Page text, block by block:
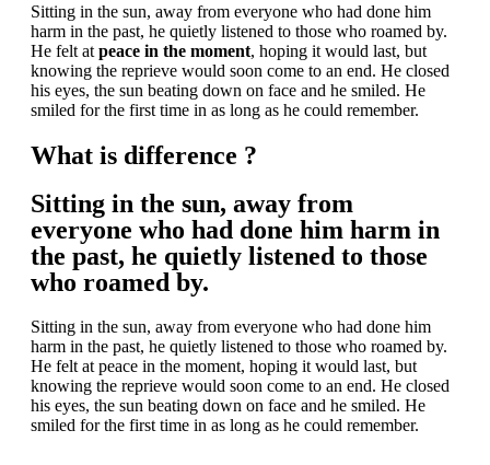
Sitting in the sun, away from everyone who had done him
harm in the past, he quietly listened to those who roamed by.
He felt at peace in the moment, hoping it would last, but
knowing the reprieve would soon come to an end. He closed
his eyes, the sun beating down on face and he smiled. He
smiled for the first time in as long as he could remember.
What is difference ?
Sitting in the sun, away from
everyone who had done him harm in
the past, he quietly listened to those
who roamed by.
Sitting in the sun, away from everyone who had done him
harm in the past, he quietly listened to those who roamed by.
He felt at peace in the moment, hoping it would last, but
knowing the reprieve would soon come to an end. He closed
his eyes, the sun beating down on face and he smiled. He
smiled for the first time in as long as he could remember.